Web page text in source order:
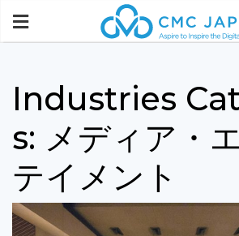
Industries
s: メディア・
テイメント